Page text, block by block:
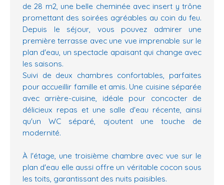
de 28 m2, une belle cheminée avec insert y trône
promettant des soirées agréables au coin du feu.
Depuis le séjour, vous pouvez admirer une
première terrasse avec une vue imprenable sur le
plan d'eau, un spectacle apaisant qui change avec
les saisons.
Suivi de deux chambres confortables, parfaites
pour accueillir famille et amis. Une cuisine séparée
avec arrière-cuisine, idéale pour concocter de
délicieux repas et une salle d'eau récente, ainsi
qu'un WC séparé, ajoutent une touche de
modernité.
À l'étage, une troisième chambre avec vue sur le
plan d'eau elle aussi offre un véritable cocon sous
les toits, garantissant des nuits paisibles.